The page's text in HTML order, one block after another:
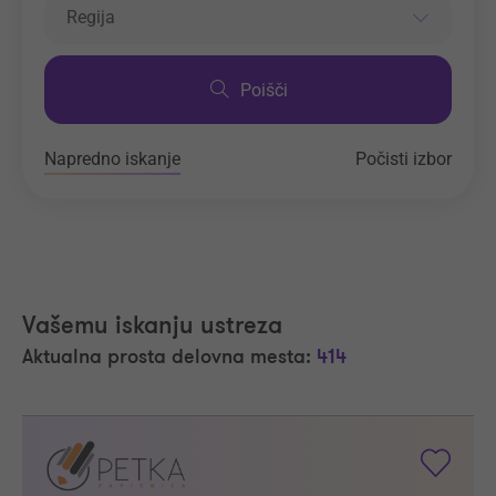
Regija
Poišči
Napredno iskanje Počisti izbor
Vašemu iskanju ustreza
Aktualna prosta delovna mesta: 414